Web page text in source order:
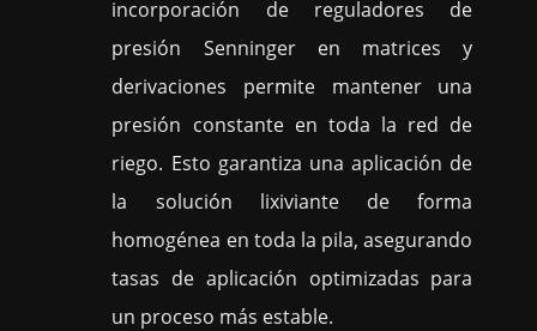
incorporación de reguladores de
presión Senninger en matrices y
derivaciones permite mantener una
presión constante en toda la red de
riego. Esto garantiza una aplicación de
la solución lixiviante de forma
homogénea en toda la pila, asegurando
tasas de aplicación optimizadas para
un proceso más estable.